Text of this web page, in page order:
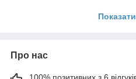
асортимент
Про нас